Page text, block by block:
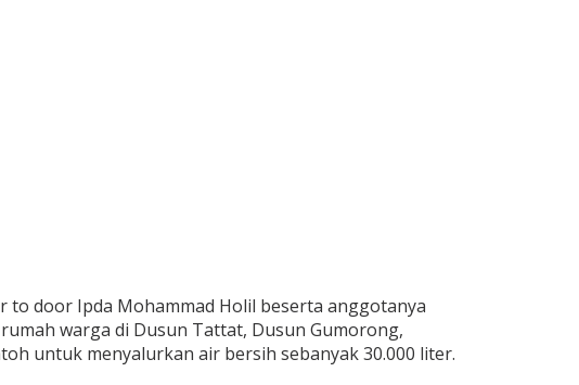
to door Ipda Mohammad Holil beserta anggotanya
warga di Dusun Tattat, Dusun Gumorong,
untuk menyalurkan air bersih sebanyak 30.000 liter.